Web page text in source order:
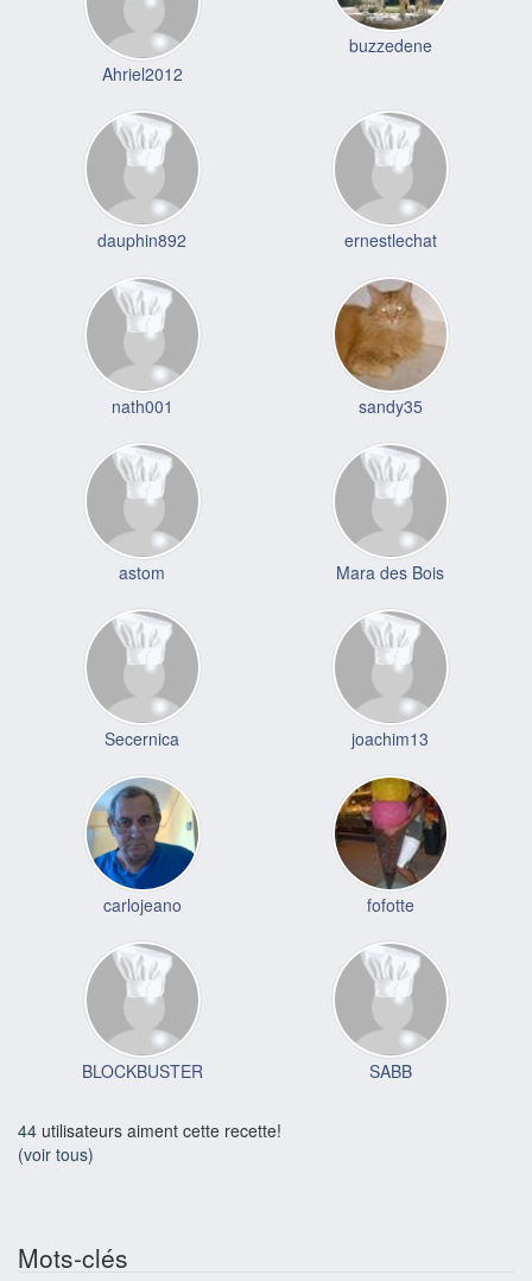
Ahriel2012
buzzedene
dauphin892 ernestlechat
nath001 sandy35
astom Mara des Bois
Secernica joachim13
carlojeano fofotte
BLOCKBUSTER SABB
44 utilisateurs aiment cette recette!
(voir tous)
Mots-clés